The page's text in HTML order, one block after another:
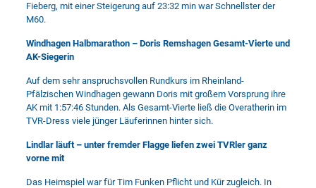
Fieberg, mit einer Steigerung auf 23:32 min war Schnellster der
M60.
Windhagen Halbmarathon – Doris Remshagen Gesamt-Vierte und
AK-Siegerin
Auf dem sehr anspruchsvollen Rundkurs im Rheinland-
Pfälzischen Windhagen gewann Doris mit großem Vorsprung ihre
AK mit 1:57:46 Stunden. Als Gesamt-Vierte ließ die Overatherin im
TVR-Dress viele jünger Läuferinnen hinter sich.
Lindlar läuft – unter fremder Flagge liefen zwei TVRler ganz
vorne mit
Das Heimspiel war für Tim Funken Pflicht und Kür zugleich. In